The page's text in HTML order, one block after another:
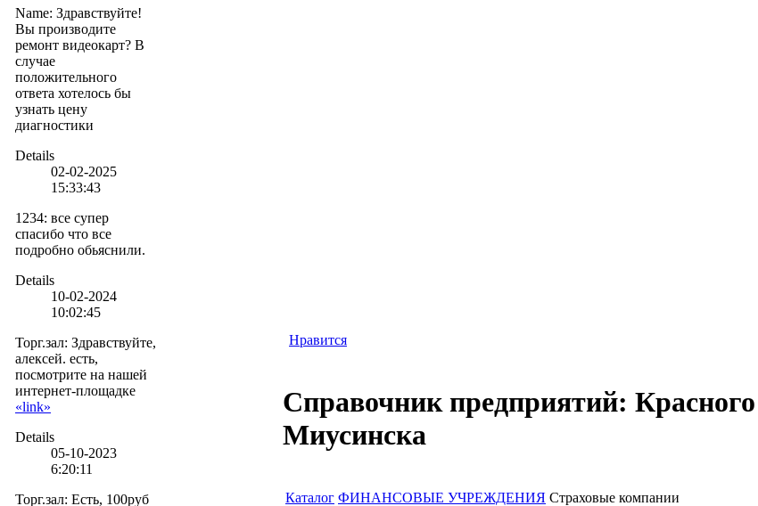
Name: Здравствуйте!
Вы производите
ремонт видеокарт? В
случае
положительного
ответа хотелось бы
узнать цену
диагностики
Details
02-02-2025
15:33:43
1234: все супер
спасибо что все
подробно обьяснили.
Details
10-02-2024
10:02:45
Торг.зал: Здравствуйте,
алексей. есть,
посмотрите на нашей
интернет-площадке
«link»
Details
05-10-2023
6:20:11
Торг.зал: Есть, 100руб
Нравится
Справочник предприятий:
Миусинска
Каталог ФИНАНСОВЫЕ УЧРЕЖДЕНИЯ Страховые компании